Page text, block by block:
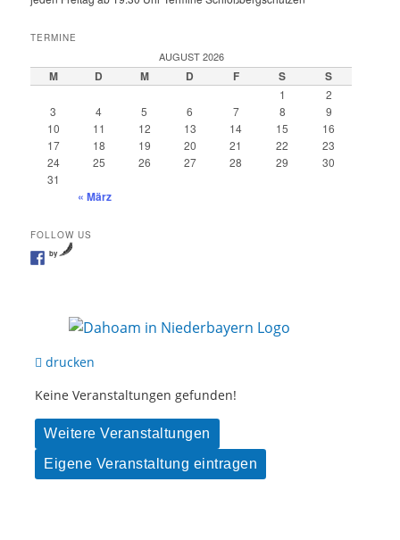
TERMINE
AUGUST 2026
M D M D F S S
1
2
3
4 5 6 7 8
9
10
11 12 13 14 15
16
17
18 19 20 21 22
23
24
25 26 27 28 29
30
31
« März
FOLLOW US
by